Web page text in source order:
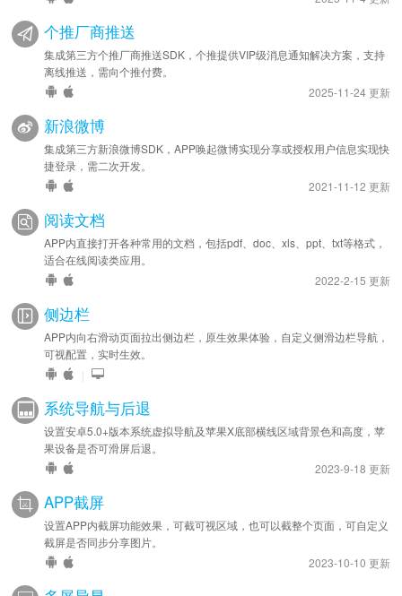
个推厂商推送
集成第三方个推厂商推送SDK，个推提供VIP级消息通知解决方案，支持
离线推送，需向个推付费。
2025-11-24 更新
新浪微博
集成第三方新浪微博SDK，APP唤起微博实现分享或授权用户信息实现快
捷登录，需二次开发。
2021-11-12 更新
阅读文档
APP内直接打开各种常用的文档，包括pdf、doc、xls、ppt、txt等格式，
适合在线阅读类应用。
2022-2-15 更新
侧边栏
APP内向右滑动页面拉出侧边栏，原生效果体验，自定义侧滑边栏导航，
可视配置，实时生效。
|
系统导航与后退
设置安卓5.0+版本系统虚拟导航及苹果X底部横线区域背景色和高度，苹
果设备是否可滑屏后退。
2023-9-18 更新
APP截屏
设置APP内截屏功能效果，可截可视区域，也可以截整个页面，可自定义
截屏是否同步分享图片。
2023-10-10 更新